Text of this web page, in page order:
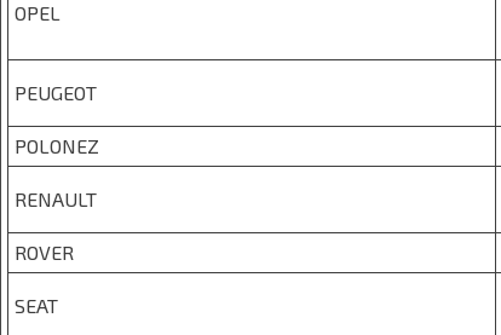
OPEL
PEUGEOT
POLONEZ
RENAULT
ROVER
SEAT